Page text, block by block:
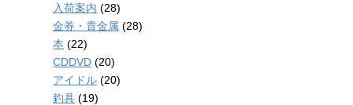
入荷案内 (28)
金券・貴金属 (28)
本 (22)
CDDVD (20)
アイドル (20)
釣具 (19)